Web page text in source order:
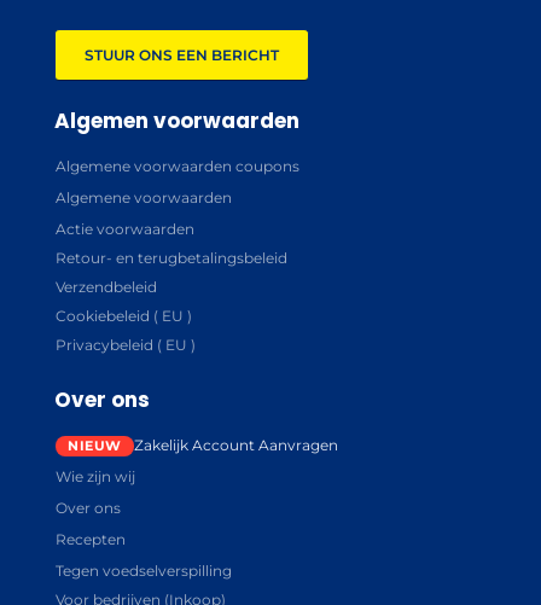
STUUR ONS EEN BERICHT
Algemen voorwaarden
Algemene voorwaarden coupons
Algemene voorwaarden
Actie voorwaarden
Retour- en terugbetalingsbeleid
Verzendbeleid
Cookiebeleid ( EU )
Privacybeleid ( EU )
Over ons
Zakelijk Account Aanvragen
Wie zijn wij
Over ons
Recepten
Tegen voedselverspilling
Voor bedrijven (Inkoop)